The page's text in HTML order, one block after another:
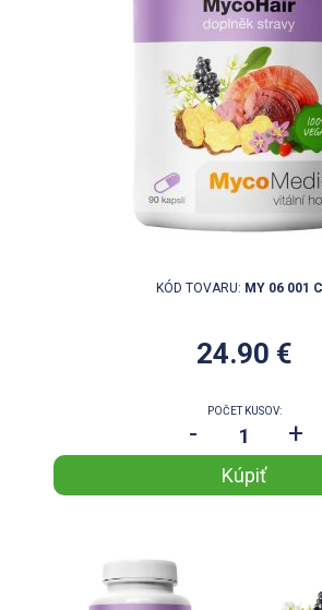
KÓD TOVARU: MY 06 001
24.90 €
POČET KUSOV:
- +